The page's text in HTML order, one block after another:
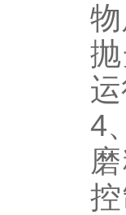
4